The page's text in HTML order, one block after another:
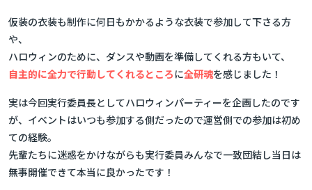
仮装の衣装も制作に何日もかかるような衣装で参加して下さる方
や、
ハロウィンのために、ダンスや動画を準備してくれる方もいて、
自主的に全力で行動してくれるところに全研魂を感じました！
実は今回実行委員長としてハロウィンパーティーを企画したのです
が、イベントはいつも参加する側だったので運営側での参加は初め
ての経験。
先輩たちに迷惑をかけながらも実行委員みんなで一致団結し当日は
無事開催できて本当に良かったです！